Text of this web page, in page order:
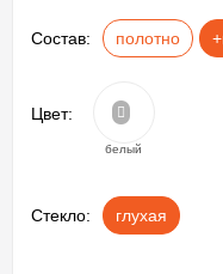
Состав: полотно
Цвет:
белый
Стекло: глухая